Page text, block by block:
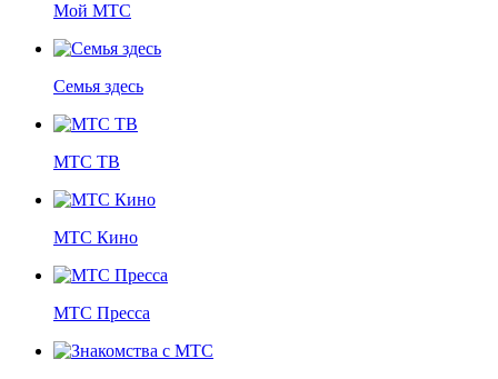
Мой МТС
Семья здесь
МТС ТВ
МТС Кино
МТС Пресса